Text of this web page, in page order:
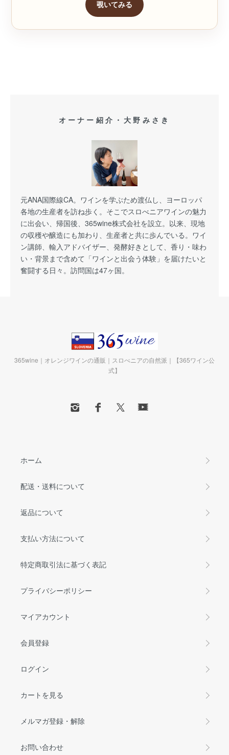
覗いてみる
オーナー紹介・大野みさき
元ANA国際線CA。ワインを学ぶため渡仏し、ヨーロッパ
各地の生産者を訪ね歩く。そこでスロべニアワインの魅力
に出会い、帰国後、365wine株式会社を設立。以来、現地
の収穫や醸造にも加わり、生産者と共に歩んでいる。ワイ
ン講師、輸入アドバイザー、発酵好きとして、香り・味わ
い・背景まで含めて「ワインと出会う体験」を届けたいと
奮闘する日々。訪問国は47ヶ国。
365wine｜オレンジワインの通販｜スロべニアの自然派｜【365ワイン公
式】
ホーム
配送・送料について
返品について
支払い方法について
特定商取引法に基づく表記
プライバシーポリシー
マイアカウント
会員登録
ログイン
カートを見る
メルマガ登録・解除
お問い合わせ